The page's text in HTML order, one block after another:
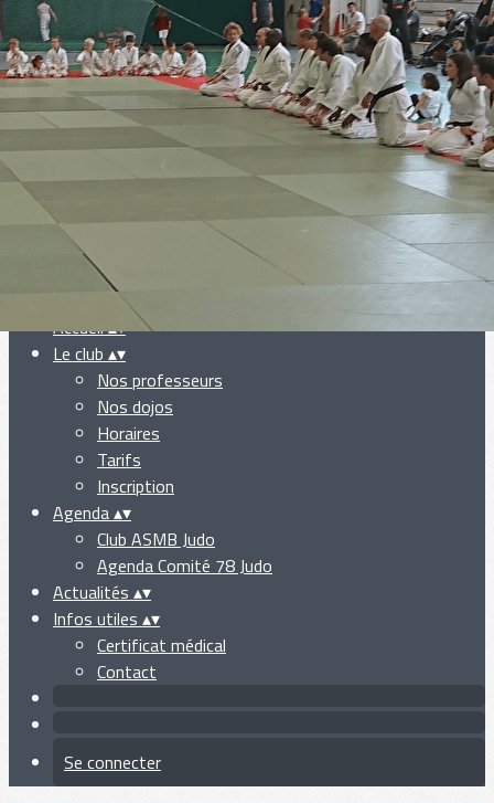
Exporter les lignes sélectionnées
Exporter toutes les colonnes
Exporter uniquement les colonnes affichées
Menu
Ajoutez un logo, un bouton, des réseaux sociaux
Cliquez pour éditer
Accueil▴▾
Le club ▴▾
Nos professeurs
Nos dojos
Horaires
Tarifs
Inscription
Agenda▴▾
Club ASMB Judo
Agenda Comité 78 Judo
Actualités ▴▾
Infos utiles ▴▾
Certificat médical
Contact
Se connecter